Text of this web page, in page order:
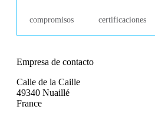
compromisos certificaciones
Empresa de contacto
Calle de la Caille
49340 Nuaillé
France